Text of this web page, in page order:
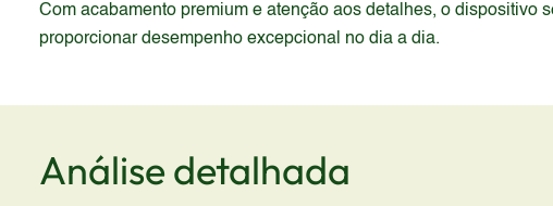
Com acabamento premium e atenção aos detalhes, o dispositivo
proporcionar desempenho excepcional no dia a dia.
Análise detalhada